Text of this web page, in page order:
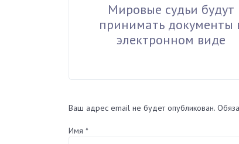
Мировые судьи будут
принимать документы
электронном виде
Ваш адрес email не будет опубликован.
Имя *